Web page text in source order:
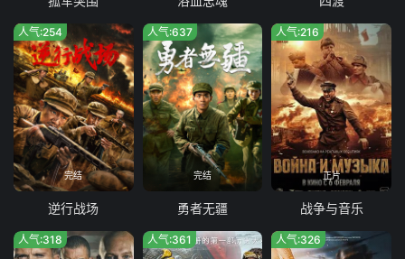
完结
人气:254
逆行战场
完结
人气:637
勇者无疆
正片
人气:216
战争与音乐
人气:318 人气:361 人气:326